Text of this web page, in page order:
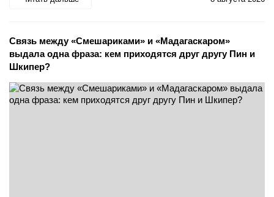
Связь между «Смешариками» и «Мадагаскаром»
выдала одна фраза: кем приходятся друг другу Пин и
Шкипер?